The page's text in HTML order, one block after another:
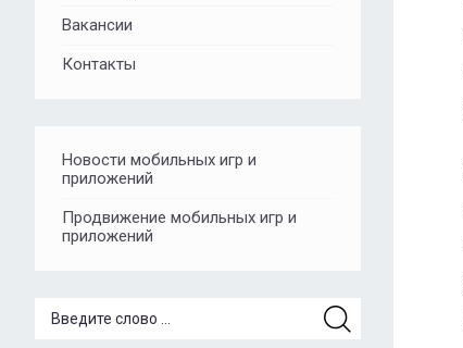
Вакансии
Контакты
Новости мобильных игр и
приложений
Продвижение мобильных игр и
приложений